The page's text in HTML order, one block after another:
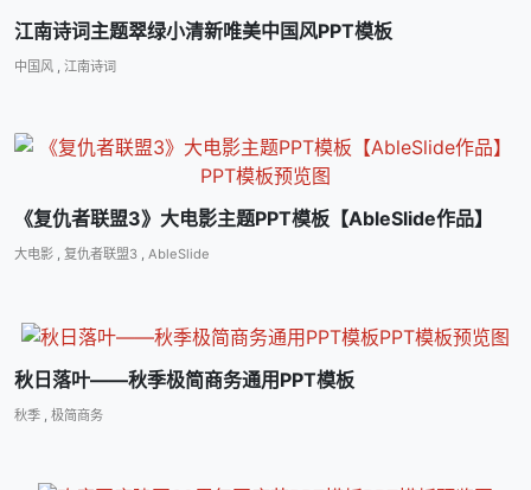
江南诗词主题翠绿小清新唯美中国风PPT模板
中国风 , 江南诗词
《复仇者联盟3》大电影主题PPT模板【AbleSlide作品】
大电影 , 复仇者联盟3 , AbleSlide
秋日落叶――秋季极简商务通用PPT模板
秋季 极简商务